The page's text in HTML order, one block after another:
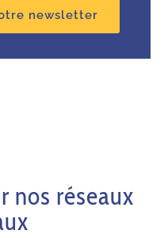
newsletter
nos réseaux